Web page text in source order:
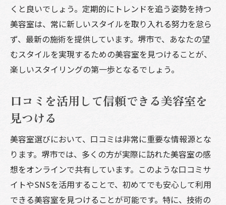
個々の髪質に合わせたカスタマイズスタイ
ルの提案
プロのスタイリストがアドバイスする似合
う髪型
幅広い選択肢
堺市の美容室で採用されているトレンドカ
ヘアスタイルとファッションのコーディネ
ート術
美容室でのカウンセリングで理想を叶える
美容室選びで堺市が人気の理由とは
くと良いでしょう。定期的にトレンドを追う姿勢を持つ
美容室は、常に新しいスタイルを取り入れる努力を怠ら
ず、最新の施術を提供しています。堺市で、あなたの望
むスタイルを実現するための美容室を見つけることが、
楽しいスタイリングの第一歩となるでしょう。
口コミを活用して信頼できる美容室を
見つける
美容室選びにおいて、口コミは非常に重要な情報源とな
ります。堺市では、多くの方が実際に訪れた美容室の感
想をオンラインで共有しています。このような口コミサ
イトやSNSを活用することで、初めてでも安心して利用
できる美容室を見つけることが可能です。特に、技術の